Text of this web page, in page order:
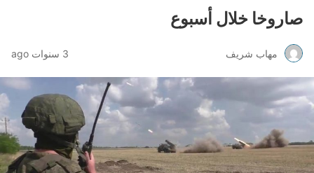
صاروخا خلال أسبوع
مهاب شريف 3 سنوات ago